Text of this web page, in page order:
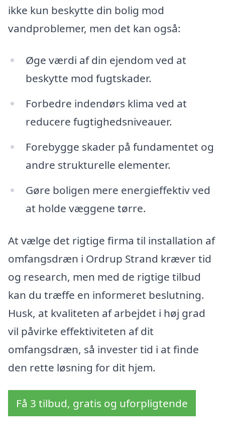
ikke kun beskytte din bolig mod
vandproblemer, men det kan også:
Øge værdi af din ejendom ved at
beskytte mod fugtskader.
Forbedre indendørs klima ved at
reducere fugtighedsniveauer.
Forebygge skader på fundamentet og
andre strukturelle elementer.
Gøre boligen mere energieffektiv ved
at holde væggene tørre.
At vælge det rigtige firma til installation af
omfangsdræn i Ordrup Strand kræver tid
og research, men med de rigtige tilbud
kan du træffe en informeret beslutning.
Husk, at kvaliteten af arbejdet i høj grad
vil påvirke effektiviteten af dit
omfangsdræn, så invester tid i at finde
den rette løsning for dit hjem.
Få 3 tilbud, gratis og uforpligtende